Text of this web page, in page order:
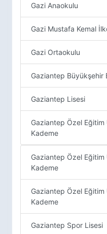
Gazi Anaokulu
Gazi Mustafa Kemal
Gazi Ortaokulu
Gaziantep Büyükşehir
Gaziantep Lisesi
Gaziantep Özel
Kademe
Gaziantep Özel
Kademe
Gaziantep Özel
Kademe
Gaziantep Spor Lisesi